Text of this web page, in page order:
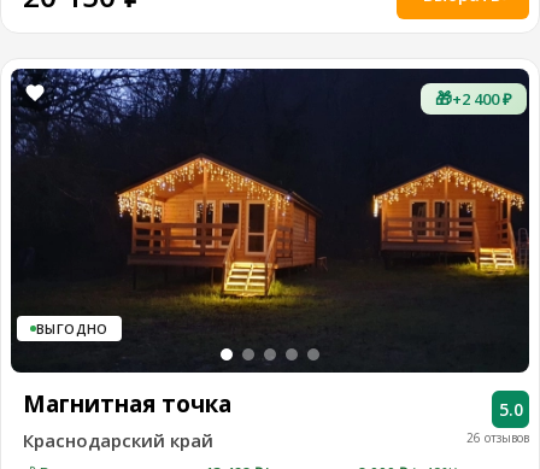
🎁+2 400 ₽
ВЫГОДНО
26 отзывов
5.0
Магнитная точка
Краснодарский край